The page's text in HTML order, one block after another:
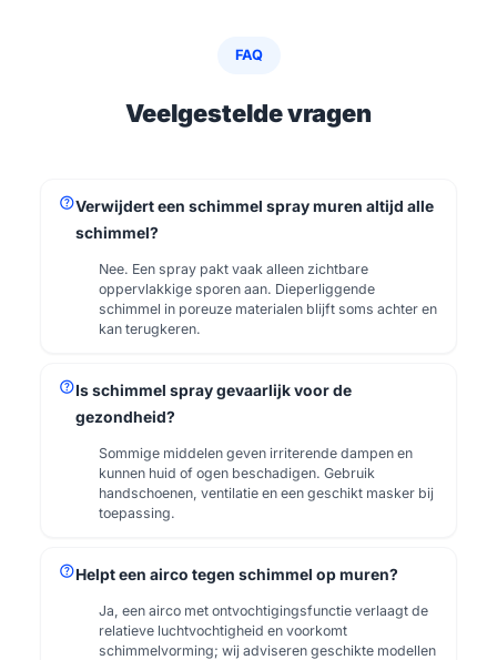
FAQ
Veelgestelde vragen
helpVerwijdert een schimmel spray muren altijd alle
schimmel?
Nee. Een spray pakt vaak alleen zichtbare
oppervlakkige sporen aan. Dieperliggende
schimmel in poreuze materialen blijft soms achter en
kan terugkeren.
helpIs schimmel spray gevaarlijk voor de
gezondheid?
Sommige middelen geven irriterende dampen en
kunnen huid of ogen beschadigen. Gebruik
handschoenen, ventilatie en een geschikt masker bij
toepassing.
helpHelpt een airco tegen schimmel op muren?
Ja, een airco met ontvochtigingsfunctie verlaagt de
relatieve luchtvochtigheid en voorkomt
schimmelvorming; wij adviseren geschikte modellen